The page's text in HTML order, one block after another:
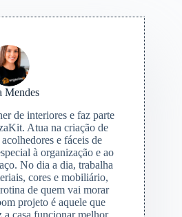
Mendes
de interiores e faz parte
Atua na criação de
e fáceis de
à organização e ao
No dia a dia, trabalha
cores e mobiliário,
de quem vai morar
projeto é aquele que
casa funcionar melhor.